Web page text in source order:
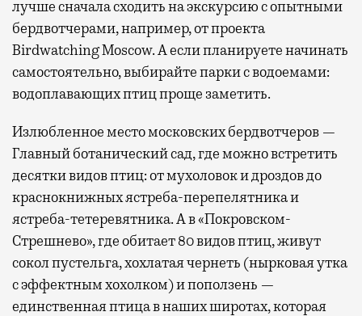
лучше сначала сходить на экскурсию с опытными
бердвотчерами, например, от проекта
Birdwatching Moscow. А если планируете начинать
самостоятельно, выбирайте парки с водоемами:
водоплавающих птиц проще заметить.
Излюбленное место московских бердвотчеров —
Главный ботанический сад, где можно встретить
десятки видов птиц: от мухоловок и дроздов до
краснокнижных ястреба-перепелятника и
ястреба-тетеревятника. А в «Покровском-
Стрешнево», где обитает 80 видов птиц, живут
сокол пустельга, хохлатая чернеть (нырковая утка
с эффектным хохолком) и поползень —
единственная птица в наших широтах, которая